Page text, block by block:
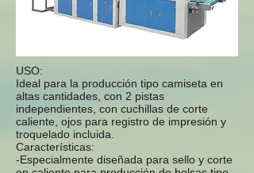
USO:
Ideal para la producción tipo camiseta en
altas cantidades, con 2 pistas
independientes, con cuchillas de corte
caliente, ojos para registro de impresión y
troquelado incluida.
Características:
-Especialmente diseñada para sello y corte